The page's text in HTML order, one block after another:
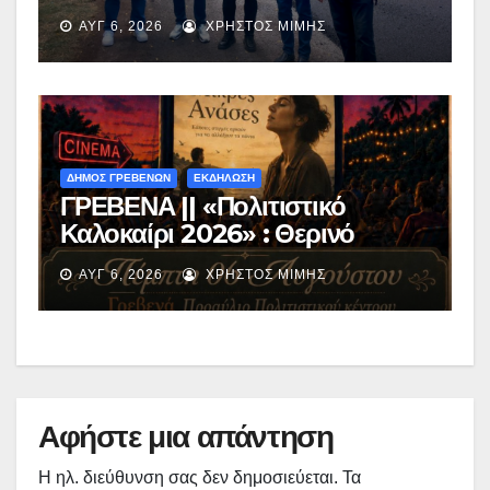
ασφαλτόστρωση της οδού
Περιβόλι – Αβδέλλα
ΑΥΓ 6, 2026 ΧΡΉΣΤΟΣ ΜΊΜΗΣ
ΔΗΜΟΣ ΓΡΕΒΕΝΩΝ ΕΚΔΗΛΩΣΗ
ΓΡΕΒΕΝΑ || «Πολιτιστικό
Καλοκαίρι 2026» : Θερινό
Σινεμά με την βραβευμένη ταινία
«Μικρές Ανάσες».
ΑΥΓ 6, 2026 ΧΡΉΣΤΟΣ ΜΊΜΗΣ
Αφήστε μια απάντηση
Η ηλ. διεύθυνση σας δεν δημοσιεύεται. Τα